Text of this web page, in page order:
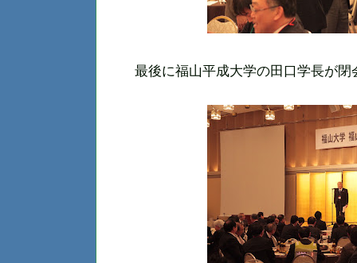
最後に福山平成大学の田口学長が閉